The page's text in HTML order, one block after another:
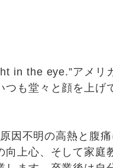
in the eye.”アメリ
つも堂々と顔を上げ
因不明の高熱と腹痛
上心、そして家庭